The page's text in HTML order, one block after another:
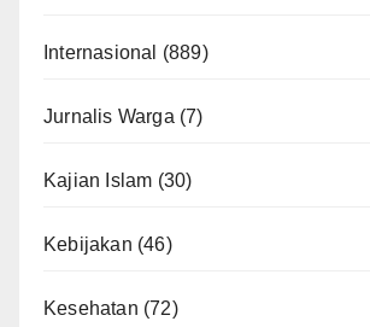
Internasional (889)
Jurnalis Warga (7)
Kajian Islam (30)
Kebijakan (46)
Kesehatan (72)